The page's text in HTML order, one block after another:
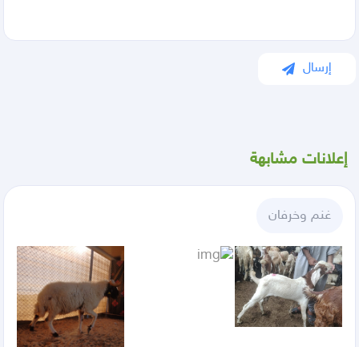
إعلانات مشابهة
إرسال
غنم وخرفان